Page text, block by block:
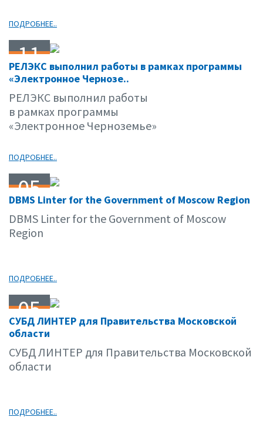
ПОДРОБНЕЕ..
11
08.11
РЕЛЭКС выполнил работы в рамках программы
«Электронное Чернозе..
РЕЛЭКС выполнил работы
в рамках программы
«Электронное Черноземье»
ПОДРОБНЕЕ..
05
08.11
DBMS Linter for the Government of Moscow Region
DBMS Linter for the Government of Moscow
Region
ПОДРОБНЕЕ..
05
08.11
СУБД ЛИНТЕР для Правительства Московской
области
СУБД ЛИНТЕР для Правительства Московской
области
ПОДРОБНЕЕ..